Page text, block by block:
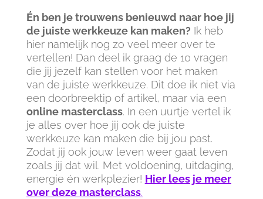
Én ben je trouwens benieuwd naar hoe jij
de juiste werkkeuze kan maken? Ik heb
hier namelijk nog zo veel meer over te
vertellen! Dan deel ik graag de 10 vragen
die jij jezelf kan stellen voor het maken
van de juiste werkkeuze. Dit doe ik niet via
een doorbreektip of artikel, maar via een
online masterclass. In een uurtje vertel ik
je alles over hoe jij ook de juiste
werkkeuze kan maken die bij jou past.
Zodat jij ook jouw leven weer gaat leven
zoals jij dat wil. Met voldoening, uitdaging,
energie én werkplezier! Hier lees je meer
over deze masterclass.